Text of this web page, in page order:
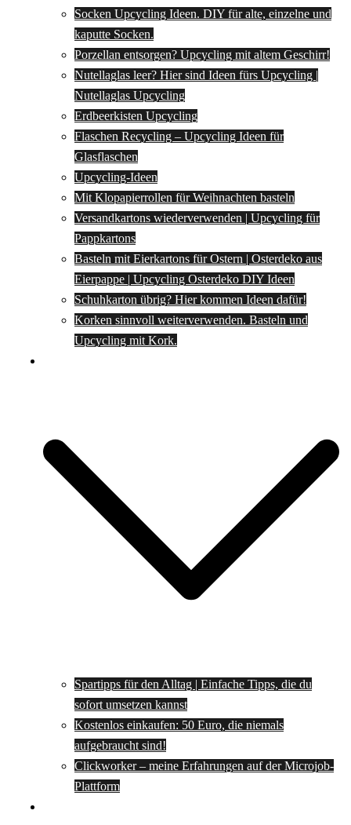
Socken Upcycling Ideen. DIY für alte, einzelne und
kaputte Socken.
Porzellan entsorgen? Upcycling mit altem Geschirr!
Nutellaglas leer? Hier sind Ideen fürs Upcycling |
Nutellaglas Upcycling
Erdbeerkisten Upcycling
Flaschen Recycling – Upcycling Ideen für
Glasflaschen
Upcycling-Ideen
Mit Klopapierrollen für Weihnachten basteln
Versandkartons wiederverwenden | Upcycling für
Pappkartons
Basteln mit Eierkartons für Ostern | Osterdeko aus
Eierpappe | Upcycling Osterdeko DIY Ideen
Schuhkarton übrig? Hier kommen Ideen dafür!
Korken sinnvoll weiterverwenden. Basteln und
Upcycling mit Kork.
Spartipps für den Alltag | Einfache Tipps, die du
sofort umsetzen kannst
Kostenlos einkaufen: 50 Euro, die niemals
aufgebraucht sind!
Clickworker – meine Erfahrungen auf der Microjob-
Plattform